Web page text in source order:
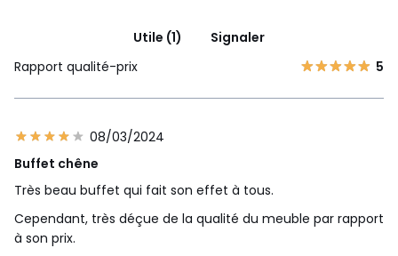
Utile (1)
Signaler
Rapport qualité-prix
5
08/03/2024
Buffet chêne
Très beau buffet qui fait son effet à tous.
Cependant, très déçue de la qualité du meuble par rapport
à son prix.